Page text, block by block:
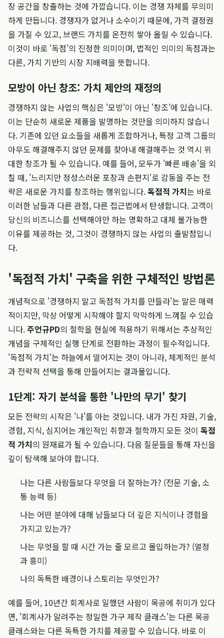
장 공간을 창출하는 것에 가깝습니다. 이는 경쟁 자체를 무의미
하게 만듭니다. 경쟁자가 없거나 소수이기 때문에, 가격 결정권
을 가질 수 있고, 브랜드 가치를 온전히 쌓아 올릴 수 있습니다.
이것이 바로 '독점'의 진정한 의미이며, 법적인 의미의 독점과는
다른, 가치 기반의 시장 지배력을 뜻합니다.
모방이 아닌 창조: 가치 제안의 재정의
경쟁하지 않는 사업의 핵심은 '모방'이 아닌 '창조'에 있습니다.
이는 단순히 새로운 제품을 발명하는 것만을 의미하지 않습니
다. 기존에 있던 요소들을 새롭게 조합하거나, 특정 고객 그룹의
아무도 해결해주지 않던 문제를 찾아내 해결해주는 것 역시 위
대한 창조가 될 수 있습니다. 예를 들어, 모두가 '빠른 배송'을 외
칠 때, '느리지만 정성스러운 포장과 손편지'로 감동을 주는 전
략은 새로운 가치를 창조하는 행위입니다.독점적 가치는 바로
이러한 남들과 다른 관점, 다른 접근법에서 탄생합니다. 고객이
당신의 비즈니스를 선택해야만 하는 명확하고 대체 불가능한
이유를 제공하는 것, 그것이 경쟁하지 않는 사업의 출발점입니
다.
'독점적 가치' 구축을 위한 구체적인 방법론
개념적으로 '경쟁하지 말고 독점적 가치를 만들라'는 말은 매력
적이지만, 막상 어떻게 시작해야 할지 막막하게 느껴질 수 있습
니다.주언규PD의 철학을 현실에 적용하기 위해서는 추상적인
개념을 구체적인 실행 단계로 전환하는 과정이 필수적입니다.
'독점적 가치'는 하늘에서 떨어지는 것이 아니라, 체계적인 분석
과 전략적 선택을 통해 만들어지는 결과물입니다.
1단계: 자기 분석을 통한 '나만의 무기' 찾기
모든 전략의 시작은 '나'를 아는 것입니다. 내가 가진 자원, 기술,
경험, 지식, 심지어는 개인적인 취향과 철학까지 모든 것이 독점
적 가치의 원재료가 될 수 있습니다. 다음 질문들을 통해 자신을
깊이 탐색해 보아야 합니다.
나는 다른 사람들보다 무엇을 더 잘하는가? (전문 기술, 소
통 능력 등)
나는 어떤 분야에 대해 남들보다 더 깊은 지식이나 경험을
가지고 있는가?
나는 무엇을 할 때 시간 가는 줄 모르고 몰입하는가? (열정
과 흥미)
나의 독특한 배경이나 스토리는 무엇인가?
예를 들어, 10년간 회계사로 일했던 사람이 목공에 취미가 있다
면, '회계사가 알려주는 정밀한 가구 제작 클래스'는 다른 목공
클래스와는 다른 독특한 가치를 제공할 수 있습니다. 바로 이